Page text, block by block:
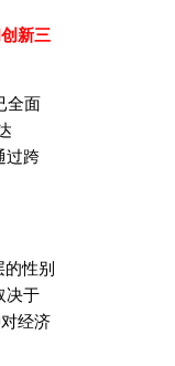
新三
全面
过跨
性别
决于
经济